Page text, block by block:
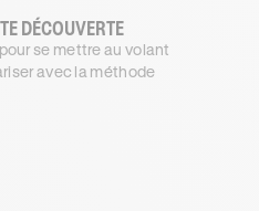
DÉCOUVERTE
se mettre au volant
avec la méthode
vos Options